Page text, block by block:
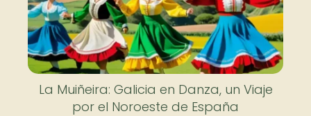
La Muiñeira: Galicia en Danza, un Viaje
por el Noroeste de España